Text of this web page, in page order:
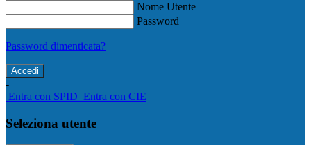
Nome Utente
Password
Password dimenticata?
-
Entra con SPID Entra con CIE
Seleziona utente